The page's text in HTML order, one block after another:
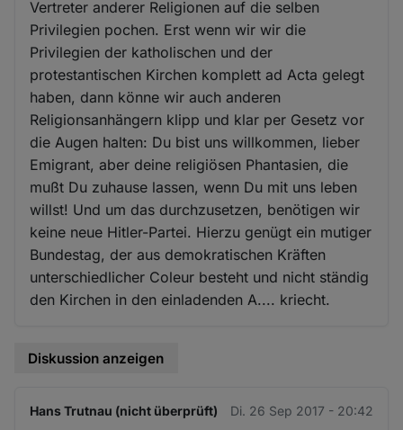
Vertreter anderer Religionen auf die selben
Privilegien pochen. Erst wenn wir wir die
Privilegien der katholischen und der
protestantischen Kirchen komplett ad Acta gelegt
haben, dann könne wir auch anderen
Religionsanhängern klipp und klar per Gesetz vor
die Augen halten: Du bist uns willkommen, lieber
Emigrant, aber deine religiösen Phantasien, die
mußt Du zuhause lassen, wenn Du mit uns leben
willst! Und um das durchzusetzen, benötigen wir
keine neue Hitler-Partei. Hierzu genügt ein mutiger
Bundestag, der aus demokratischen Kräften
unterschiedlicher Coleur besteht und nicht ständig
den Kirchen in den einladenden A.... kriecht.
Diskussion anzeigen
Hans Trutnau (nicht überprüft) Di. 26 Sep 2017 - 20:42